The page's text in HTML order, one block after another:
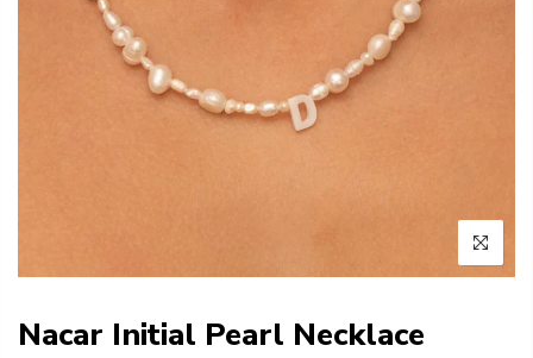
Nacar Initial Pearl Necklace